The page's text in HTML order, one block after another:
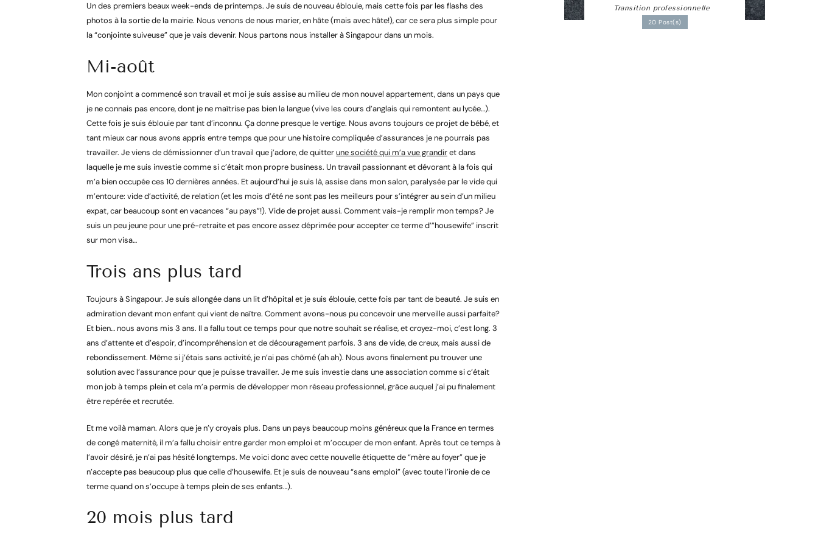
Un des premiers beaux week-ends de printemps. Je suis de nouveau éblouie, mais cette fois par les flashs des
photos à la sortie de la mairie. Nous venons de nous marier, en hâte (mais avec hâte!), car ce sera plus simple pour
la “conjointe suiveuse” que je vais devenir. Nous partons nous installer à Singapour dans un mois.
Mi-août
Mon conjoint a commencé son travail et moi je suis assise au milieu de mon nouvel appartement, dans un pays que
je ne connais pas encore, dont je ne maîtrise pas bien la langue (vive les cours d’anglais qui remontent au lycée…).
Cette fois je suis éblouie par tant d’inconnu. Ça donne presque le vertige. Nous avons toujours ce projet de bébé, et
tant mieux car nous avons appris entre temps que pour une histoire compliquée d’assurances je ne pourrais pas
travailler. Je viens de démissionner d’un travail que j’adore, de quitterune société qui m’a vue grandiret dans
laquelle je me suis investie comme si c’était mon propre business. Un travail passionnant et dévorant à la fois qui
m’a bien occupée ces 10 dernières années. Et aujourd’hui je suis là, assise dans mon salon, paralysée par le vide qui
m’entoure: vide d’activité, de relation (et les mois d’été ne sont pas les meilleurs pour s’intégrer au sein d’un milieu
expat, car beaucoup sont en vacances “au pays”!). Vide de projet aussi. Comment vais-je remplir mon temps? Je
suis un peu jeune pour une pré-retraite et pas encore assez déprimée pour accepter ce terme d’”housewife” inscrit
sur mon visa…
Trois ans plus tard
Toujours à Singapour. Je suis allongée dans un lit d’hôpital et je suis éblouie, cette fois par tant de beauté. Je suis en
admiration devant mon enfant qui vient de naître. Comment avons-nous pu concevoir une merveille aussi parfaite?
Et bien… nous avons mis 3 ans. Il a fallu tout ce temps pour que notre souhait se réalise, et croyez-moi, c’est long. 3
ans d’attente et d’espoir, d’incompréhension et de découragement parfois. 3 ans de vide, de creux, mais aussi de
rebondissement. Même si j’étais sans activité, je n’ai pas chômé (ah ah). Nous avons finalement pu trouver une
solution avec l’assurance pour que je puisse travailler. Je me suis investie dans une association comme si c’était
mon job à temps plein et cela m’a permis de développer mon réseau professionnel, grâce auquel j’ai pu finalement
être repérée et recrutée.
Et me voilà maman. Alors que je n’y croyais plus. Dans un pays beaucoup moins généreux que la France en termes
de congé maternité, il m’a fallu choisir entre garder mon emploi et m’occuper de mon enfant. Après tout ce temps à
l’avoir désiré, je n’ai pas hésité longtemps. Me voici donc avec cette nouvelle étiquette de “mère au foyer” que je
n’accepte pas beaucoup plus que celle d’housewife. Et je suis de nouveau “sans emploi” (avec toute l’ironie de ce
terme quand on s’occupe à temps plein de ses enfants…).
20 mois plus tard
Transition professionnelle
20 Post(s)